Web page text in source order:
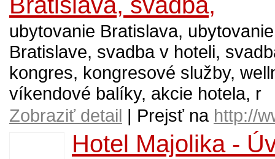
ubytovanie Bratislava,
Bratislave, svadba v hoteli,
kongres, kongresové služby,
víkendové balíky, akcie hotela, r
Zobraziť detail | Prejsť na http://
Hotel Majolika -